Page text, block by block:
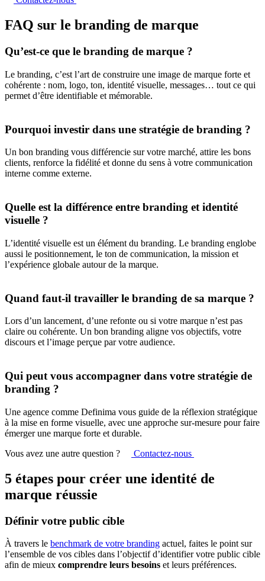
FAQ sur le branding de marque
Qu’est-ce que le branding de marque ?
Le branding, c’est l’art de construire une image de marque forte et
cohérente : nom, logo, ton, identité visuelle, messages… tout ce qui
permet d’être identifiable et mémorable.
Pourquoi investir dans une stratégie de branding ?
Un bon branding vous différencie sur votre marché, attire les bons
clients, renforce la fidélité et donne du sens à votre communication
interne comme externe.
Quelle est la différence entre branding et identité
visuelle ?
L’identité visuelle est un élément du branding. Le branding englobe
aussi le positionnement, le ton de communication, la mission et
l’expérience globale autour de la marque.
Quand faut-il travailler le branding de sa marque ?
Lors d’un lancement, d’une refonte ou si votre marque n’est pas
claire ou cohérente. Un bon branding aligne vos objectifs, votre
discours et l’image perçue par votre audience.
Qui peut vous accompagner dans votre stratégie de
branding ?
Une agence comme Definima vous guide de la réflexion stratégique
à la mise en forme visuelle, avec une approche sur-mesure pour faire
émerger une marque forte et durable.
Vous avez une autre question ?
Contactez-nous
5 étapes pour créer une identité de
marque réussie
Définir votre public cible
À travers le benchmark de votre branding actuel, faites le point sur
l’ensemble de vos cibles dans l’objectif d’identifier votre public cible
afin de mieux comprendre leurs besoins et leurs préférences.